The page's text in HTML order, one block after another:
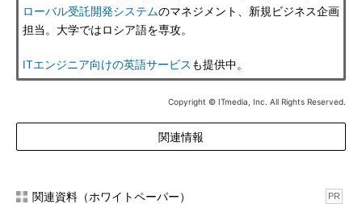
ローバル受託開発システムのマネジメント、新規ビジネス企画
担当。大学ではロシア語を専攻。
ITエンジニア向けの英語サービス も提供中。
Copyright © ITmedia, Inc. All Rights Reserved.
関連情報
関連資料（ホワイトペーパー） PR